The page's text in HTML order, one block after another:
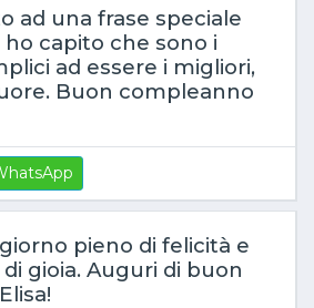
ad una frase speciale
capito che sono i
ad essere i migliori,
Buon compleanno
pieno di felicità e
gioia. Auguri di buon